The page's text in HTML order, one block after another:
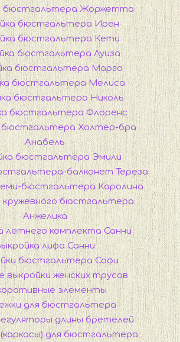
бюстгальтера Жоржетта
бюстгальтера Ирен
бюстгальтера Кети
бюстгальтера Луиза
бюстгальтера Марго
бюстгальтера Мелиса
бюстгальтера Николь
бюстгальтера Флоренс
бюстгальтера Холтер-бра
Анабель
бюстгальтера Эмили
балконет Тереза
бюстгальтера Каролина
кружевного бюстгальтера
Анжелика
летнего комплекта Санни
лифа Санни
бюстгальтера Софи
выкройки женских трусов
элементы
для бюстгальтера
длины бретелей
для бюстгальтера